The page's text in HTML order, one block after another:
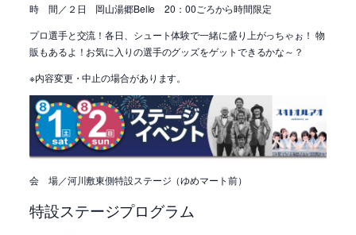
時 間／２日 岡山湯郷Belle 20：00ごろから時間限定
プロ選手と交流！各日、シュート体験で一緒に盛り上がっちゃぉ！ 物
販もあるよ！お気に入りの選手のグッズをゲットできるかな～？
※内容変更・中止の場合があります。
会 場／河川敷東側特設ステージ（ゆめマート前）
特設ステージプログラム